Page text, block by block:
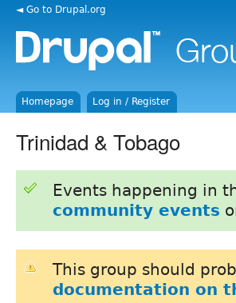
◄ Go to Drupal.org
Homepage Log in / Register
Trinidad & Tobago
Events happening in
community events
This group should
documentation on